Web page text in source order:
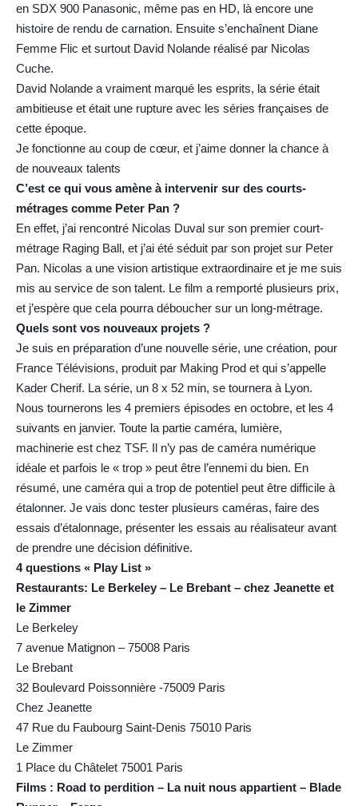
en SDX 900 Panasonic, même pas en HD, là encore une
histoire de rendu de carnation. Ensuite s’enchaînent Diane
Femme Flic et surtout David Nolande réalisé par Nicolas
Cuche.
David Nolande a vraiment marqué les esprits, la série était
ambitieuse et était une rupture avec les séries françaises de
cette époque.
Je fonctionne au coup de cœur, et j’aime donner la chance à
de nouveaux talents
C’est ce qui vous amène à intervenir sur des courts-
métrages comme Peter Pan ?
En effet, j’ai rencontré Nicolas Duval sur son premier court-
métrage Raging Ball, et j’ai été séduit par son projet sur Peter
Pan. Nicolas a une vision artistique extraordinaire et je me suis
mis au service de son talent. Le film a remporté plusieurs prix,
et j’espère que cela pourra déboucher sur un long-métrage.
Quels sont vos nouveaux projets ?
Je suis en préparation d’une nouvelle série, une création, pour
France Télévisions, produit par Making Prod et qui s’appelle
Kader Cherif. La série, un 8 x 52 min, se tournera à Lyon.
Nous tournerons les 4 premiers épisodes en octobre, et les 4
suivants en janvier. Toute la partie caméra, lumière,
machinerie est chez TSF. Il n’y pas de caméra numérique
idéale et parfois le « trop » peut être l’ennemi du bien. En
résumé, une caméra qui a trop de potentiel peut être difficile à
étalonner. Je vais donc tester plusieurs caméras, faire des
essais d’étalonnage, présenter les essais au réalisateur avant
de prendre une décision définitive.
4 questions « Play List »
Restaurants: Le Berkeley – Le Brebant – chez Jeanette et
le Zimmer
Le Berkeley
7 avenue Matignon – 75008 Paris
Le Brebant
32 Boulevard Poissonnière -75009 Paris
Chez Jeanette
47 Rue du Faubourg Saint-Denis 75010 Paris
Le Zimmer
1 Place du Châtelet 75001 Paris
Films : Road to perdition – La nuit nous appartient – Blade